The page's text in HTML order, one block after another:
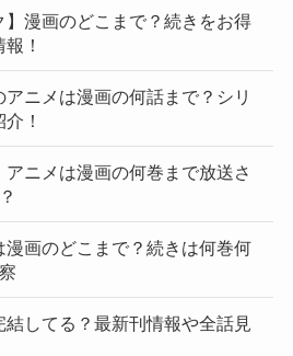
漫画のどこまで？続きをお得
！
ニメは漫画の何話まで？シリ
！
アニメは漫画の何巻まで放送さ
漫画のどこまで？続きは何巻何
結してる？最新刊情報や全話見